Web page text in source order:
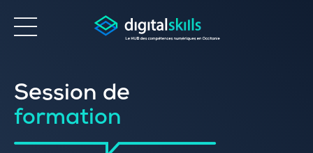
Accessibilité
Session de
formation